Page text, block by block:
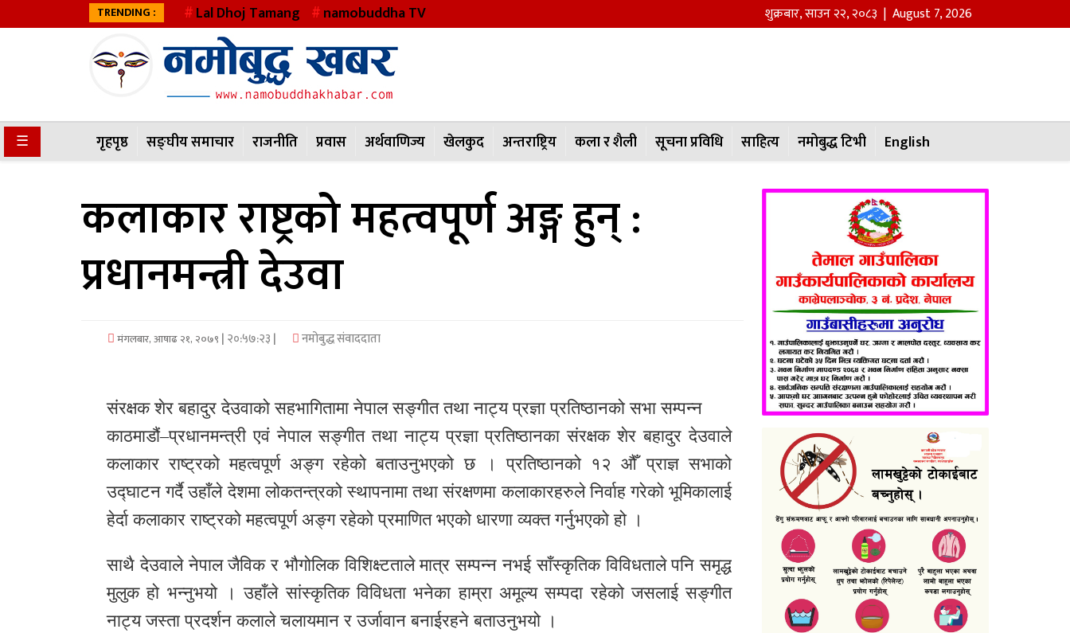
TRENDING : Lal Dhoj Tamang namobuddha TV शुक्रबार,साउन२२,२०८३ | August 7, 2026
समाचार
राजनीति
☰ गृहपृष्ठ सङ्घीय समाचार राजनीति प्रवास अर्थवाणिज्य खेलकुद अन्तराष्ट्रिय कला र शैली सूचना प्रविधि साहित्य नमोबुद्ध टिभी English
कलाकार राष्ट्रको महत्वपूर्ण अङ्ग हुन् :
प्रधानमन्त्री देउवा
मंगलबार, आषाढ २१, २०७९ | २०:५७:२३ | नमोबुद्ध संवाददाता
संरक्षक शेर बहादुर देउवाको सहभागितामा नेपाल सङ्गीत तथा नाट्य प्रज्ञा प्रतिष्ठानको सभा सम्पन्न
काठमाडौं–प्रधानमन्त्री एवं नेपाल सङ्गीत तथा नाट्य प्रज्ञा प्रतिष्ठानका संरक्षक शेर बहादुर देउवाले
कलाकार राष्ट्रको महत्वपूर्ण अङ्ग रहेको बताउनुभएको छ । प्रतिष्ठानको १२ औँ प्राज्ञ सभाको
उद्घाटन गर्दै उहाँले देशमा लोकतन्त्रको स्थापनामा तथा संरक्षणमा कलाकारहरुले निर्वाह गरेको भूमिकालाई
हेर्दा कलाकार राष्ट्रको महत्वपूर्ण अङ्ग रहेको प्रमाणित भएको धारणा व्यक्त गर्नुभएको हो ।
साथै देउवाले नेपाल जैविक र भौगोलिक विशिक्ष्टताले मात्र सम्पन्न नभई साँस्कृतिक विविधताले पनि समृद्ध
मुलुक हो भन्नुभयो । उहाँले सांस्कृतिक विविधता भनेका हाम्रा अमूल्य सम्पदा रहेको जसलाई सङ्गीत
नाट्य जस्ता प्रदर्शन कलाले चलायमान र उर्जावान बनाईरहने बताउनुभयो ।